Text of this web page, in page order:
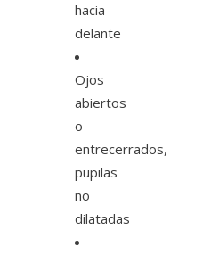
hacia
delante
Ojos
abiertos
o
entrecerrados,
pupilas
no
dilatadas